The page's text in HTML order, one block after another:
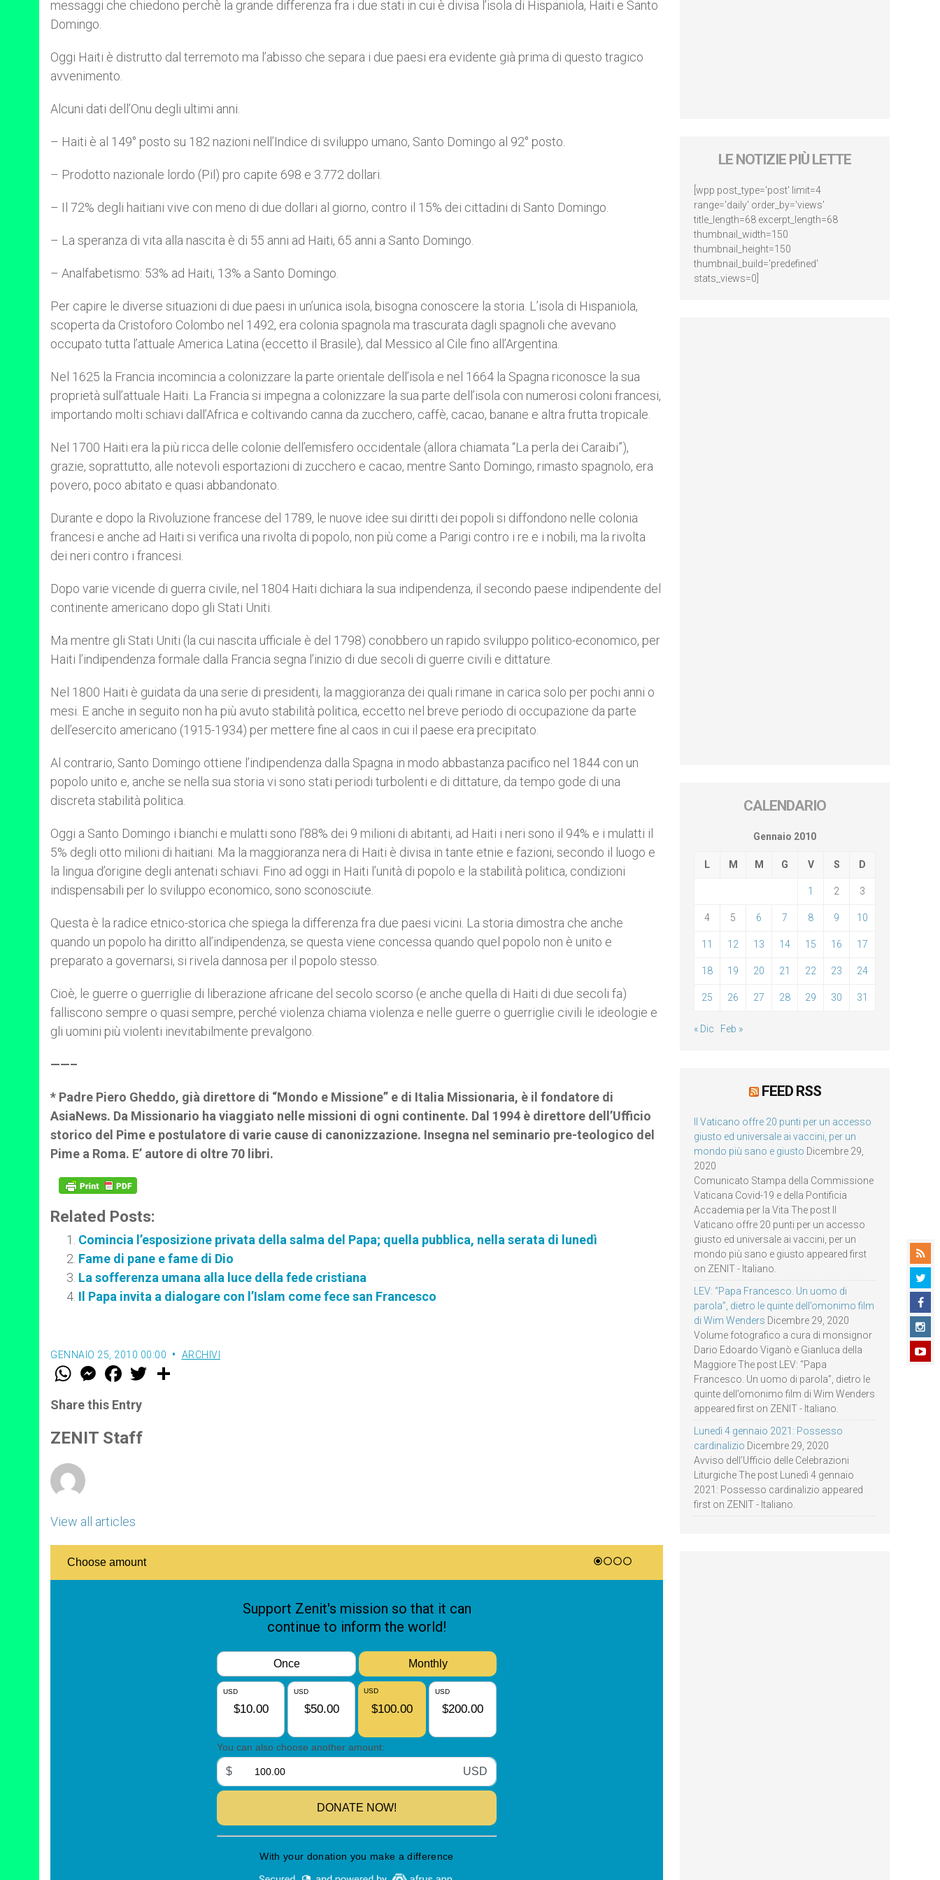
messaggi che chiedono perchè la grande differenza fra i due stati in cui è divisa l’isola di Hispaniola, Haiti e Santo
Domingo.
Oggi Haiti è distrutto dal terremoto ma l’abisso che separa i due paesi era evidente già prima di questo tragico
avvenimento.
Alcuni dati dell’Onu degli ultimi anni.
– Haiti è al 149° posto su 182 nazioni nell’Indice di sviluppo umano, Santo Domingo al 92° posto.
– Prodotto nazionale lordo (Pil) pro capite 698 e 3.772 dollari.
– Il 72% degli haitiani vive con meno di due dollari al giorno, contro il 15% dei cittadini di Santo Domingo.
– La speranza di vita alla nascita è di 55 anni ad Haiti, 65 anni a Santo Domingo.
– Analfabetismo: 53% ad Haiti, 13% a Santo Domingo.
Per capire le diverse situazioni di due paesi in un’unica isola, bisogna conoscere la storia. L’isola di Hispaniola,
scoperta da Cristoforo Colombo nel 1492, era colonia spagnola ma trascurata dagli spagnoli che avevano
occupato tutta l’attuale America Latina (eccetto il Brasile), dal Messico al Cile fino all’Argentina.
Nel 1625 la Francia incomincia a colonizzare la parte orientale dell’isola e nel 1664 la Spagna riconosce la sua
proprietà sull’attuale Haiti. La Francia si impegna a colonizzare la sua parte dell’isola con numerosi coloni francesi,
importando molti schiavi dall’Africa e coltivando canna da zucchero, caffè, cacao, banane e altra frutta tropicale.
Nel 1700 Haiti era la più ricca delle colonie dell’emisfero occidentale (allora chiamata “La perla dei Caraibi”),
grazie, soprattutto, alle notevoli esportazioni di zucchero e cacao, mentre Santo Domingo, rimasto spagnolo, era
povero, poco abitato e quasi abbandonato.
Durante e dopo la Rivoluzione francese del 1789, le nuove idee sui diritti dei popoli si diffondono nelle colonia
francesi e anche ad Haiti si verifica una rivolta di popolo, non più come a Parigi contro i re e i nobili, ma la rivolta
dei neri contro i francesi.
Dopo varie vicende di guerra civile, nel 1804 Haiti dichiara la sua indipendenza, il secondo paese indipendente del
continente americano dopo gli Stati Uniti.
Ma mentre gli Stati Uniti (la cui nascita ufficiale è del 1798) conobbero un rapido sviluppo politico-economico, per
Haiti l’indipendenza formale dalla Francia segna l’inizio di due secoli di guerre civili e dittature.
Nel 1800 Haiti è guidata da una serie di presidenti, la maggioranza dei quali rimane in carica solo per pochi anni o
mesi. E anche in seguito non ha più avuto stabilità politica, eccetto nel breve periodo di occupazione da parte
dell’esercito americano (1915-1934) per mettere fine al caos in cui il paese era precipitato.
Al contrario, Santo Domingo ottiene l’indipendenza dalla Spagna in modo abbastanza pacifico nel 1844 con un
popolo unito e, anche se nella sua storia vi sono stati periodi turbolenti e di dittature, da tempo gode di una
discreta stabilità politica.
Oggi a Santo Domingo i bianchi e mulatti sono l’88% dei 9 milioni di abitanti, ad Haiti i neri sono il 94% e i mulatti il
5% degli otto milioni di haitiani. Ma la maggioranza nera di Haiti è divisa in tante etnie e fazioni, secondo il luogo e
la lingua d’origine degli antenati schiavi. Fino ad oggi in Haiti l’unità di popolo e la stabilità politica, condizioni
indispensabili per lo sviluppo economico, sono sconosciute.
Questa è la radice etnico-storica che spiega la differenza fra due paesi vicini. La storia dimostra che anche
quando un popolo ha diritto all’indipendenza, se questa viene concessa quando quel popolo non è unito e
preparato a governarsi, si rivela dannosa per il popolo stesso.
Cioè, le guerre o guerriglie di liberazione africane del secolo scorso (e anche quella di Haiti di due secoli fa)
falliscono sempre o quasi sempre, perché violenza chiama violenza e nelle guerre o guerriglie civili le ideologie e
gli uomini più violenti inevitabilmente prevalgono.
——–
* Padre Piero Gheddo, già direttore di “Mondo e Missione” e di Italia Missionaria, è il fondatore di
AsiaNews. Da Missionario ha viaggiato nelle missioni di ogni continente. Dal 1994 è direttore dell’Ufficio
storico del Pime e postulatore di varie cause di canonizzazione. Insegna nel seminario pre-teologico del
Pime a Roma. E’ autore di oltre 70 libri.
Related Posts:
Comincia l’esposizione privata della salma del Papa; quella pubblica, nella serata di lunedì
Fame di pane e fame di Dio
La sofferenza umana alla luce della fede cristiana
Il Papa invita a dialogare con l’Islam come fece san Francesco
GENNAIO 25, 2010 00:00 ARCHIVI
W
t
s
p
p
M
e
s
e
g
e
F
a
e
b
o
k
w
Share this Entry
ZENIT Staff
View all articles
LE NOTIZIE PIÙ LETTE
[wpp post_type='post' limit=4
range='daily' order_by='views'
title_length=68 excerpt_length=68
thumbnail_width=150
thumbnail_height=150
thumbnail_build='predefined'
stats_views=0]
CALENDARIO
Gennaio 2010
L M M G V S D
1 2 3
4 5 6 7 8 9 10
11 12 13 14 15 16 17
18 19 20 21 22 23 24
25 26 27 28 29 30 31
« Dic Feb »
FEED RSS
Il Vaticano offre 20 punti per un accesso
giusto ed universale ai vaccini, per un
mondo più sano e giusto Dicembre 29,
2020
Comunicato Stampa della Commissione
Vaticana Covid-19 e della Pontificia
Accademia per la Vita The post Il
Vaticano offre 20 punti per un accesso
giusto ed universale ai vaccini, per un
mondo più sano e giusto appeared first
on ZENIT - Italiano.
LEV: “Papa Francesco. Un uomo di
parola”, dietro le quinte dell’omonimo film
di Wim Wenders Dicembre 29, 2020
Volume fotografico a cura di monsignor
Dario Edoardo Viganò e Gianluca della
Maggiore The post LEV: “Papa
Francesco. Un uomo di parola”, dietro le
quinte dell’omonimo film di Wim Wenders
appeared first on ZENIT - Italiano.
Lunedì 4 gennaio 2021: Possesso
cardinalizio Dicembre 29, 2020
Avviso dell’Ufficio delle Celebrazioni
Liturgiche The post Lunedì 4 gennaio
2021: Possesso cardinalizio appeared
first on ZENIT - Italiano.